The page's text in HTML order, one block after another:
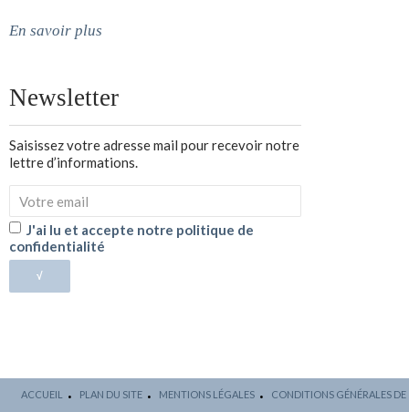
En savoir plus
Newsletter
Saisissez votre adresse mail pour recevoir notre
lettre d’informations.
J'ai lu et accepte notre politique de
confidentialité
√
ACCUEIL PLAN DU SITE MENTIONS LÉGALES CONDITIONS GÉNÉRALES DE